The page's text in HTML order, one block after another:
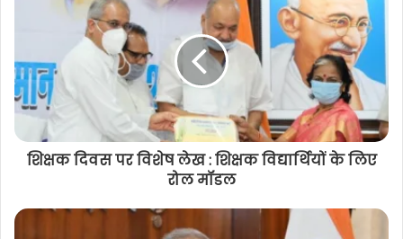
फीस ब्याज सहित लौटानी होगी
शिक्षक दिवस पर विशेष लेख : शिक्षक विद्यार्थियों के लिए
रोल मॉडल